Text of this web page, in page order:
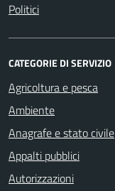
Politici
CATEGORIE DI SERVIZIO
Agricoltura e pesca
Ambiente
Anagrafe e stato civile
Appalti pubblici
Autorizzazioni